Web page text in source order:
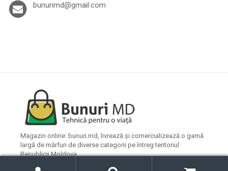
bunurimd@gmail.com
Magazin online: bunuri.md, livrează și comercializează o gamă
largă de mărfuri de diverse categorii pe întreg teritoriul
Republicii Moldova.